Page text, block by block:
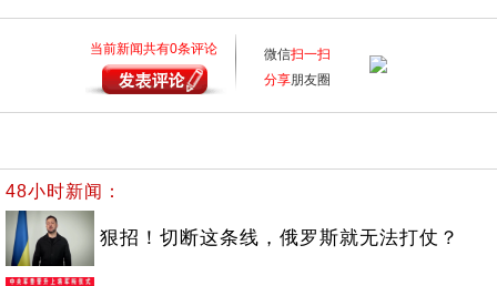
当前新闻共有0条评论 微信扫一扫
分享朋友圈
48小时新闻：
狠招！切断这条线，俄罗斯就无法打仗？